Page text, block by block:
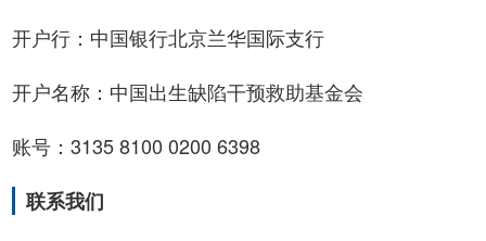
开户行：中国银行北京兰华国际支行
开户名称：中国出生缺陷干预救助基金会
账号：3135 8100 0200 6398
联系我们